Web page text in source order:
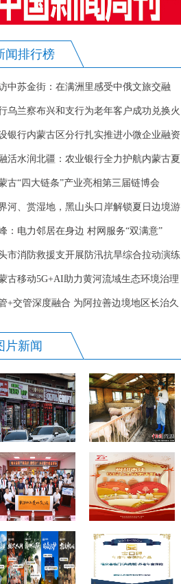
闻排行榜
中苏金街：在满洲里感受中俄文旅交融
乌兰察布兴和支行为老年客户成功兑换火
损币
银行内蒙古区分行扎实推进小微企业融资
工作机制
活水润北疆：农业银行全力护航内蒙古夏
产
古“四大链条”产业亮相第三届链博会
河、赏湿地，黑山头口岸解锁夏日边境游
验
：电力邻居在身边 村网服务“双满意”
市消防救援支开展防汛抗旱综合拉动演练
古移动5G+AI助力黄河流域生态环境治理
+交管深度融合 为阿拉善边境地区长治久
片新闻